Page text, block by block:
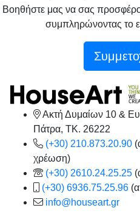
Βοηθήστε μας να σας
συμπληρώνοντας το
Ακτή Δυμαίων 10 &
Πάτρα, TK. 26222
(+30) 210.873.20.90
χρέωση)
(+30) 2610.24.25.25
(+30) 6936.75.25.96
info@houseart.gr